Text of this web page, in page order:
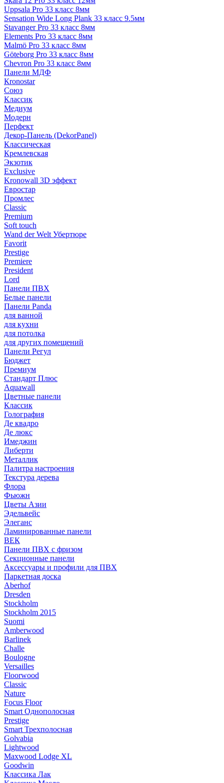
Uppsala Pro 33 класс 8мм
Sensation Wide Long Plank 33 класс 9.5мм
Stavanger Pro 33 класс 8мм
Elements Pro 33 класс 8мм
Malmö Pro 33 класс 8мм
Göteborg Pro 33 класс 8мм
Chevron Pro 33 класс 8мм
Панели МДФ
Кronostar
Союз
Классик
Медиум
Модерн
Перфект
Декор-Панель (DekorPanel)
Классическая
Кремлевская
Экзотик
Exclusive
Kronowall 3D эффект
Евростар
Промлес
Classic
Premium
Soft touch
Wand der Welt Убертюре
Favorit
Prestige
Premiere
President
Lord
Панели ПВХ
Белые панели
Панели Panda
для ванной
для кухни
для потолка
для других помещений
Панели Регул
Бюджет
Премиум
Стандарт Плюс
Aquawall
Цветные панели
Классик
Голография
Де квадро
Де люкс
Имеджин
Либерти
Металлик
Палитра настроения
Текстура дерева
Флора
Фьюжн
Цветы Азии
Эдельвейс
Элеганс
Ламинированные панели
ВЕК
Панели ПВХ с фризом
Секционные панели
Аксессуары и профили для ПВХ
Паркетная доска
Aberhof
Dresden
Stockholm
Stockholm 2015
Suomi
Amberwood
Barlinek
Challe
Boulogne
Versailles
Floorwood
Classic
Nature
Focus Floor
Smart Однополосная
Prestige
Smart Трехполосная
Golvabia
Lightwood
Maxwood Lodge XL
Goodwin
Классика Лак